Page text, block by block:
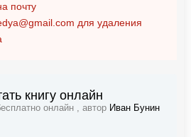
почту
для удаления
книгу онлайн
онлайн , автор Иван Бунин